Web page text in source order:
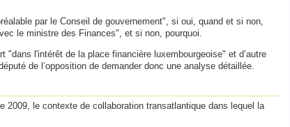
par le Conseil de gouvernement", si oui, quand et si non,
le ministre des Finances", et si non, pourquoi.
l'intérêt de la place financière luxembourgeoise" et d’autre
de l’opposition de demander donc une analyse détaillée.
2009, le contexte de collaboration transatlantique dans lequel la